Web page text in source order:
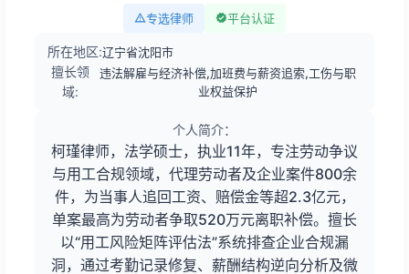
专选律师 平台认证
所在地区:辽宁省沈阳市
擅长领
域:
违法解雇与经济补偿,加班费与薪资追索,工伤与职
业权益保护
个人简介：
柯瑾律师，法学硕士，执业11年，专注劳动争议
与用工合规领域，代理劳动者及企业案件800余
件，为当事人追回工资、赔偿金等超2.3亿元，
单案最高为劳动者争取520万元离职补偿。擅长
以“用工风险矩阵评估法”系统排查企业合规漏
洞，通过考勤记录修复、薪酬结构逆向分析及微